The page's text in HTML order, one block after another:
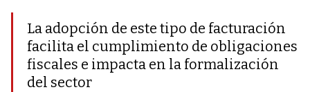
La adopción de este tipo de facturación
facilita el cumplimiento de obligaciones
fiscales e impacta en la formalización
del sector